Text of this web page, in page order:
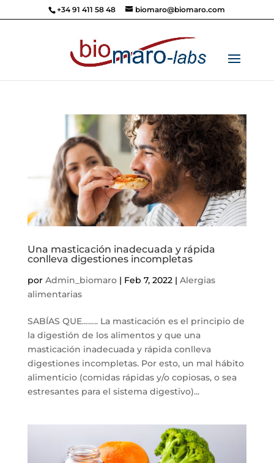
+34 91 411 58 48 biomaro@biomaro.com
Una masticación inadecuada y rápida
conlleva digestiones incompletas
por Admin_biomaro| Feb 7, 2022| Alergias
alimentarias
SABÍAS QUE…….. La masticación es el principio de
la digestión de los alimentos y que una
masticación inadecuada y rápida conlleva
digestiones incompletas. Por esto, un mal hábito
alimenticio (comidas rápidas y/o copiosas, o sea
estresantes para el sistema digestivo)...